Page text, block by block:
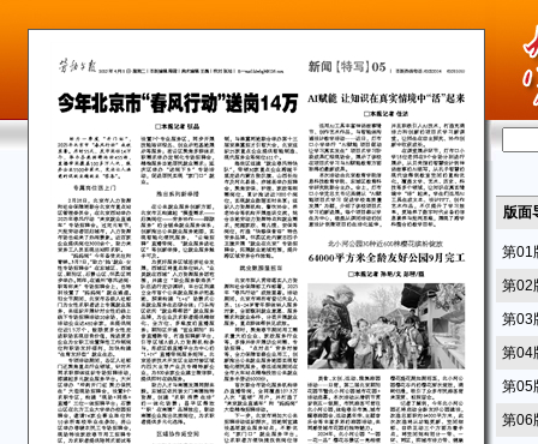
版面
第01
第02
第03
第04
第05
第06